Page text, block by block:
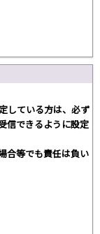
している方は、必ず
信できるように設定
合等でも責任は負い